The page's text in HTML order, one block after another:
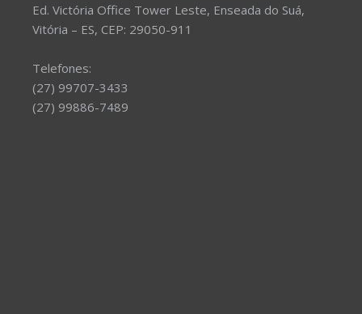
Ed. Victória Office Tower Leste, Enseada do Suá,
Vitória – ES, CEP: 29050-911
Telefones:
(27) 99707-3433
(27) 99886-7489